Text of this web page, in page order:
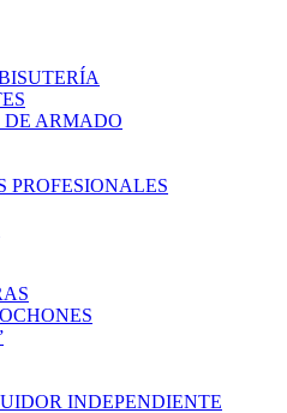
DE ARMADO
PROFESIONALES
INDEPENDIENTE